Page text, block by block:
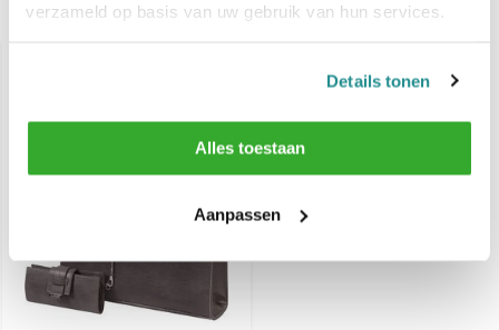
verzameld op basis van uw gebruik van hun services.
Details tonen
Alles toestaan
Aanpassen
Recent bekeken